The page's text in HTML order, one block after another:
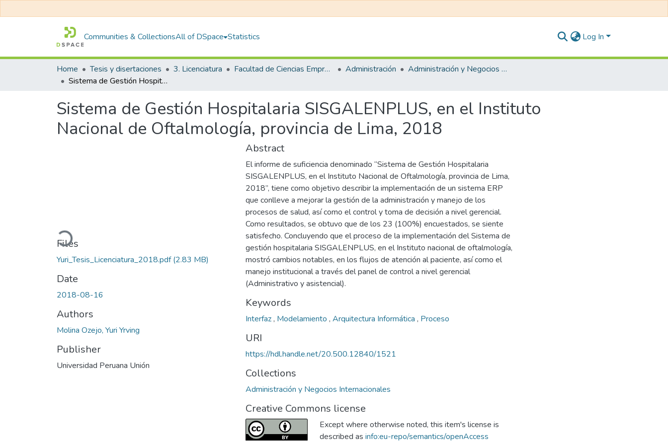
Communities & CollectionsAll of DSpace Statistics Log In
Home Tesis y disertaciones 3. Licenciatura Facultad de Ciencias Empresariales Administración
Administración y Negocios Internacionales
Sistema de Gestión Hospitalaria SISGALENPLUS, en el Instituto Nacional de Oftalmología, provincia de Lima, 2018
Sistema de Gestión Hospitalaria SISGALENPLUS, en el Instituto
Nacional de Oftalmología, provincia de Lima, 2018
Loading...
Files
Yuri_Tesis_Licenciatura_2018.pdf(2.83 MB)
Date
2018-08-16
Authors
Molina Ozejo, Yuri Yrving
Publisher
Universidad Peruana Unión
Abstract
El informe de suficiencia denominado “Sistema de Gestión Hospitalaria
SISGALENPLUS, en el Instituto Nacional de Oftalmología, provincia de Lima,
2018”, tiene como objetivo describir la implementación de un sistema ERP
que conlleve a mejorar la gestión de la administración y manejo de los
procesos de salud, así como el control y toma de decisión a nivel gerencial.
Como resultados, se obtuvo que de los 23 (100%) encuestados, se siente
satisfecho. Concluyendo que el proceso de la implementación del Sistema de
gestión hospitalaria SISGALENPLUS, en el Instituto nacional de oftalmología,
mostró cambios notables, en los flujos de atención al paciente, así como el
manejo institucional a través del panel de control a nivel gerencial
(Administrativo y asistencial).
Keywords
Interfaz, Modelamiento , Arquitectura Informática , Proceso
URI
https://hdl.handle.net/20.500.12840/1521
Collections
Administración y Negocios Internacionales
Creative Commons license
Except where otherwise noted, this item's license is
described as info:eu-repo/semantics/openAccess